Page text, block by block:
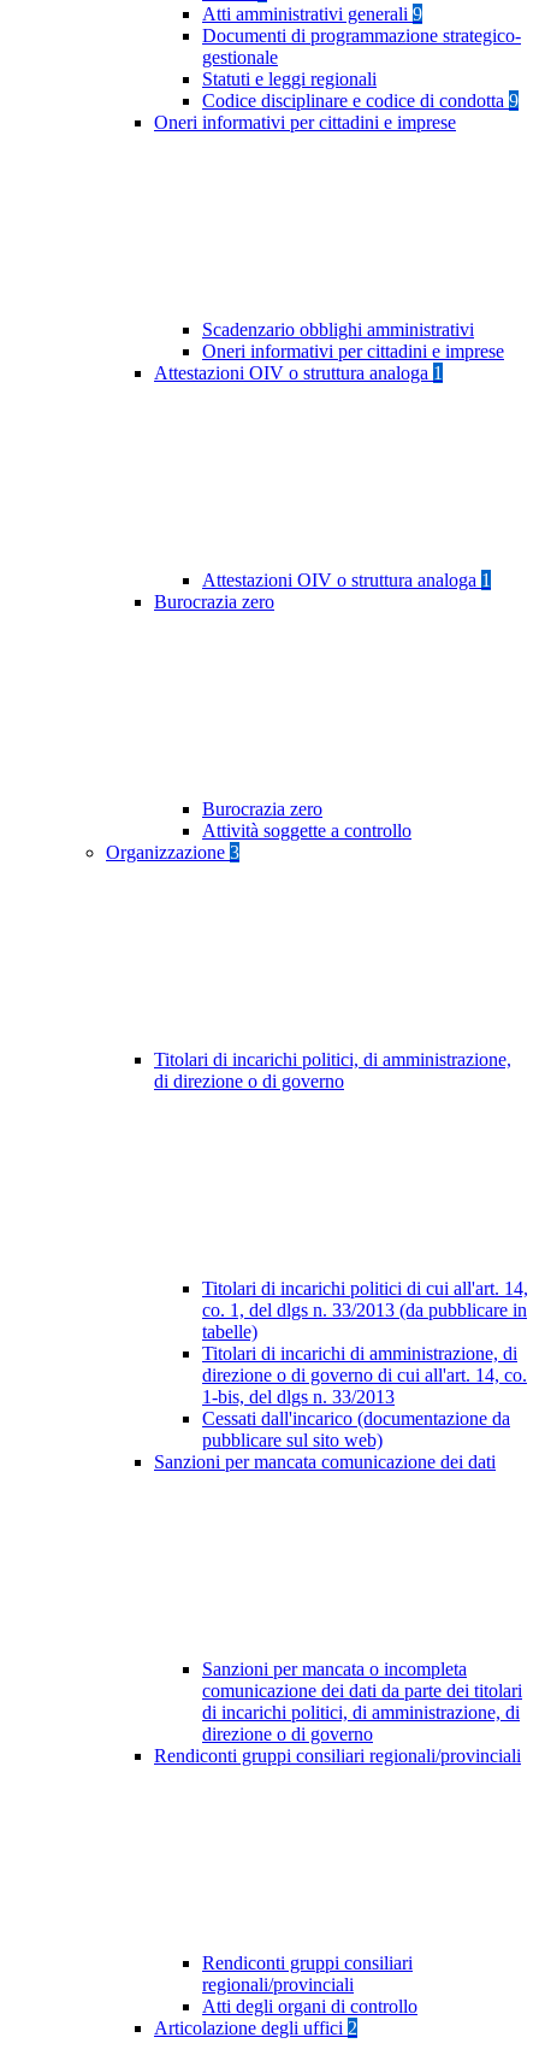
Atti amministrativi generali 9
Documenti di programmazione strategico-
gestionale
Statuti e leggi regionali
Codice disciplinare e codice di condotta 9
Oneri informativi per cittadini e imprese
Scadenzario obblighi amministrativi
Oneri informativi per cittadini e imprese
Attestazioni OIV o struttura analoga 1
Attestazioni OIV o struttura analoga 1
Burocrazia zero
Burocrazia zero
Attività soggette a controllo
Organizzazione 3
Titolari di incarichi politici, di amministrazione,
di direzione o di governo
Titolari di incarichi politici di cui all'art. 14,
co. 1, del dlgs n. 33/2013 (da pubblicare in
tabelle)
Titolari di incarichi di amministrazione, di
direzione o di governo di cui all'art. 14, co.
1-bis, del dlgs n. 33/2013
Cessati dall'incarico (documentazione da
pubblicare sul sito web)
Sanzioni per mancata comunicazione dei dati
Sanzioni per mancata o incompleta
comunicazione dei dati da parte dei titolari
di incarichi politici, di amministrazione, di
direzione o di governo
Rendiconti gruppi consiliari regionali/provinciali
Rendiconti gruppi consiliari
regionali/provinciali
Atti degli organi di controllo
Articolazione degli uffici 2